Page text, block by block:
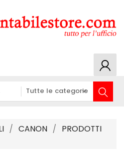
CANON
PRODOTTI